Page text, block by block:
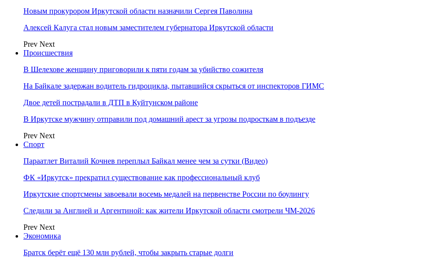
Новым прокурором Иркутской области назначили Сергея Паволина
Алексей Калуга стал новым заместителем губернатора Иркутской области
Prev Next
Происшествия
В Шелехове женщину приговорили к пяти годам за убийство сожителя
На Байкале задержан водитель гидроцикла, пытавшийся скрыться от инспекторов ГИМС
Двое детей пострадали в ДТП в Куйтунском районе
В Иркутске мужчину отправили под домашний арест за угрозы подросткам в подъезде
Prev Next
Спорт
Параатлет Виталий Кочнев переплыл Байкал менее чем за сутки (Видео)
ФК «Иркутск» прекратил существование как профессиональный клуб
Иркутские спортсмены завоевали восемь медалей на первенстве России по боулингу
Следили за Англией и Аргентиной: как жители Иркутской области смотрели ЧМ-2026
Prev Next
Экономика
Братск берёт ещё 130 млн рублей, чтобы закрыть старые долги